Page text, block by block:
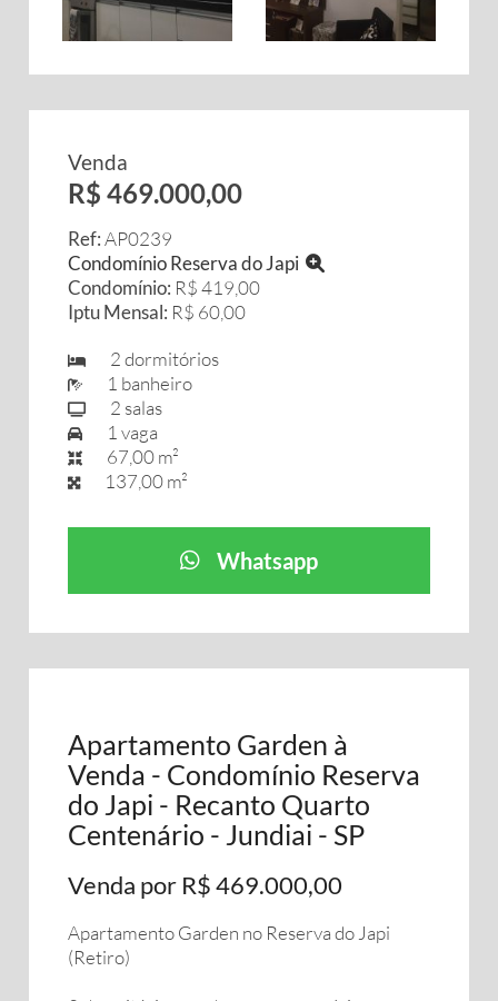
Venda
R$ 469.000,00
Ref:AP0239
Condomínio Reserva do Japi
Condomínio: R$ 419,00
Iptu Mensal: R$ 60,00
2 dormitórios
1 banheiro
2 salas
1 vaga
67,00 m²
137,00 m²
Whatsapp
Apartamento Garden à
Venda - Condomínio Reserva
do Japi - Recanto Quarto
Centenário - Jundiai - SP
Venda por R$ 469.000,00
Apartamento Garden no Reserva do Japi
(Retiro)